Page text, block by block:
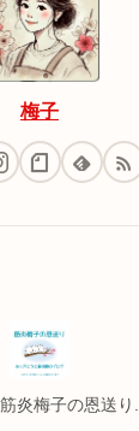
梅子
炎梅子の恩送り.